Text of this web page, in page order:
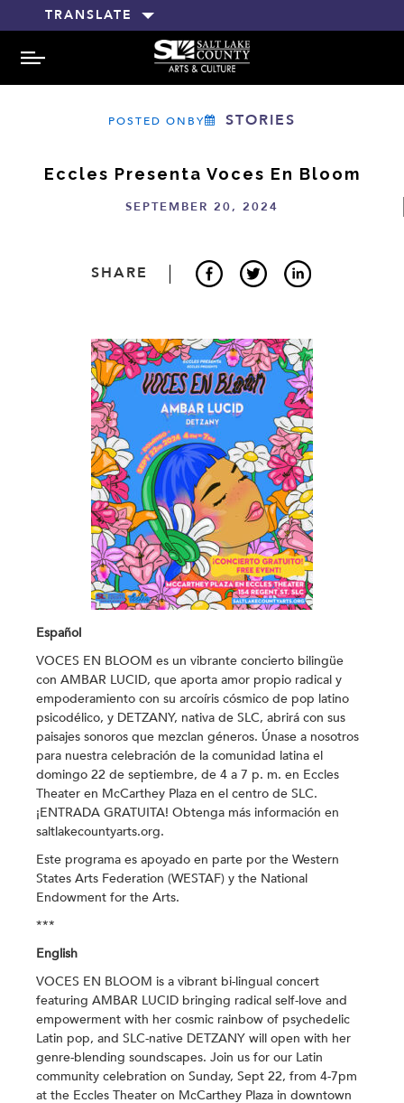
TRANSLATE
MENU
POSTED ONBY STORIES
Eccles Presenta Voces En Bloom
SEPTEMBER 20, 2024
SHARE
Español
VOCES EN BLOOM es un vibrante concierto bilingüe
con AMBAR LUCID, que aporta amor propio radical y
empoderamiento con su arcoíris cósmico de pop latino
psicodélico, y DETZANY, nativa de SLC, abrirá con sus
paisajes sonoros que mezclan géneros. Únase a nosotros
para nuestra celebración de la comunidad latina el
domingo 22 de septiembre, de 4 a 7 p. m. en Eccles
Theater en McCarthey Plaza en el centro de SLC.
¡ENTRADA GRATUITA! Obtenga más información en
saltlakecountyarts.org.
Este programa es apoyado en parte por the Western
States Arts Federation (WESTAF) y the National
Endowment for the Arts.
***
English
VOCES EN BLOOM is a vibrant bi-lingual concert
featuring AMBAR LUCID bringing radical self-love and
empowerment with her cosmic rainbow of psychedelic
Latin pop, and SLC-native DETZANY will open with her
genre-blending soundscapes. Join us for our Latin
community celebration on Sunday, Sept 22, from 4-7pm
at the Eccles Theater on McCarthey Plaza in downtown